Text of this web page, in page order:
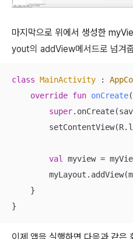
마지막으로 위에서 생성한
yout의 addView메서드로 넘겨
class MainActivity :
override fun onCreate
super
val myview =
    }
}